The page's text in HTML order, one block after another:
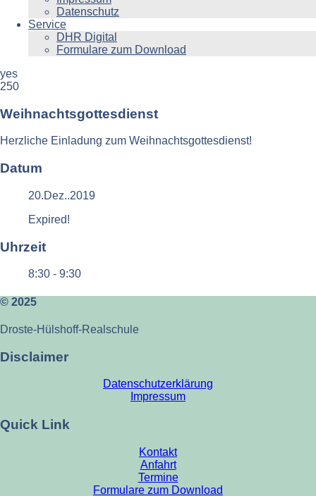
Datenschutz
Service
DHR Digital
Formulare zum Download
yes
250
Weihnachtsgottesdienst
Herzliche Einladung zum Weihnachtsgottesdienst!
Datum
20.Dez..2019
Expired!
Uhrzeit
8:30 - 9:30
© 2025
Droste-Hülshoff-Realschule
Disclaimer
Datenschutzerklärung
Impressum
Quick Link
Kontakt
Anfahrt
Termine
Formulare zum Download